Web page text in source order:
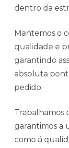
dentro da
Mantemos o
qualidade e
garantindo
absoluta
pedido.
Trabalhamos
garantimos a
como á